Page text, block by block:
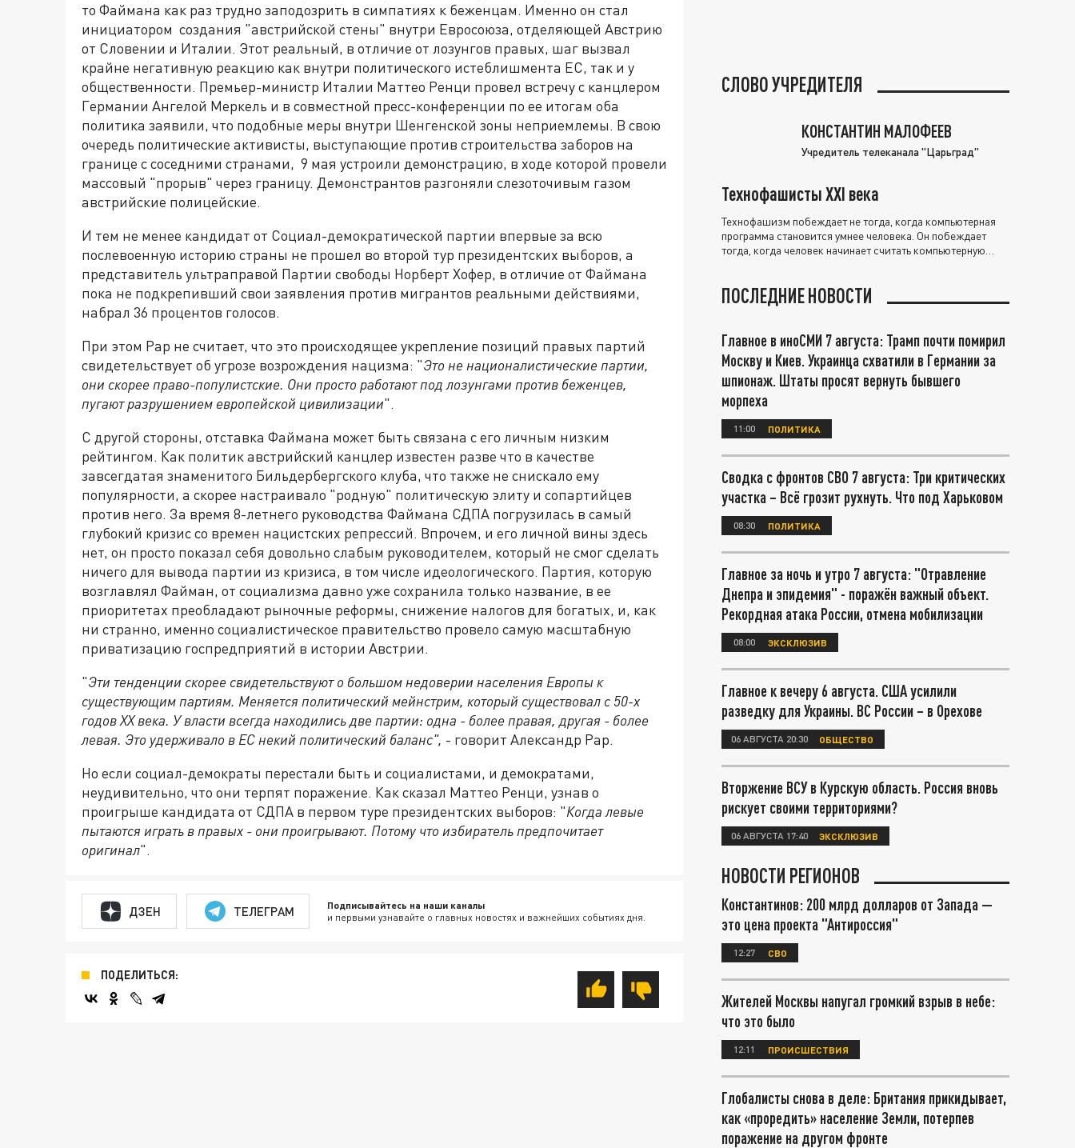
то Файмана как раз трудно заподозрить в симпатиях к беженцам. Именно он стал
инициатором создания "австрийской стены" внутри Евросоюза, отделяющей Австрию
от Словении и Италии. Этот реальный, в отличие от лозунгов правых, шаг вызвал
крайне негативную реакцию как внутри политического истеблишмента ЕС, так и у
общественности. Премьер-министр Италии Маттео Ренци провел встречу с канцлером
Германии Ангелой Меркель и в совместной пресс-конференции по ее итогам оба
политика заявили, что подобные меры внутри Шенгенской зоны неприемлемы. В свою
очередь политические активисты, выступающие против строительства заборов на
границе с соседними странами, 9 мая устроили демонстрацию, в ходе которой провели
массовый "прорыв" через границу. Демонстрантов разгоняли слезоточивым газом
австрийские полицейские.
И тем не менее кандидат от Социал-демократической партии впервые за всю
послевоенную историю страны не прошел во второй тур президентских выборов, а
представитель ультраправой Партии свободы Норберт Хофер, в отличие от Файмана
пока не подкрепивший свои заявления против мигрантов реальными действиями,
набрал 36 процентов голосов.
При этом Рар не считает, что это происходящее укрепление позиций правых партий
свидетельствует об угрозе возрождения нацизма: "Это не националистические партии,
они скорее право-популистские. Они просто работают под лозунгами против беженцев,
пугают разрушением европейской цивилизации".
С другой стороны, отставка Файмана может быть связана с его личным низким
рейтингом. Как политик австрийский канцлер известен разве что в качестве
завсегдатая знаменитого Бильдербергского клуба, что также не снискало ему
популярности, а скорее настраивало "родную" политическую элиту и сопартийцев
против него. За время 8-летнего руководства Файмана СДПА погрузилась в самый
глубокий кризис со времен нацистских репрессий. Впрочем, и его личной вины здесь
нет, он просто показал себя довольно слабым руководителем, который не смог сделать
ничего для вывода партии из кризиса, в том числе идеологического. Партия, которую
возглавлял Файман, от социализма давно уже сохранила только название, в ее
приоритетах преобладают рыночные реформы, снижение налогов для богатых, и, как
ни странно, именно социалистическое правительство провело самую масштабную
приватизацию госпредприятий в истории Австрии.
"Эти тенденции скорее свидетельствуют о большом недоверии населения Европы к
существующим партиям. Меняется политический мейнстрим, который существовал с 50-х
годовXXвека. У власти всегда находились две партии: одна - более правая, другая - более
левая. Это удерживало в ЕС некий политический баланс", - говорит Александр Рар.
Но если социал-демократы перестали быть и социалистами, и демократами,
неудивительно, что они терпят поражение. Как сказал Маттео Ренци, узнав о
проигрыше кандидата от СДПА в первом туре президентских выборов: "Когда левые
пытаются играть в правых - они проигрывают. Потому что избиратель предпочитает
оригинал".
ДЗЕН ТЕЛЕГРАМ Подписывайтесь на наши каналы
и первыми узнавайте о главных новостях и важнейших событиях дня.
ПОДЕЛИТЬСЯ:
СЛОВО УЧРЕДИТЕЛЯ
КОНСТАНТИН МАЛОФЕЕВ
Учредитель телеканала "Царьград"
Технофашисты XXI века
Технофашизм побеждает не тогда, когда компьютерная
программа становится умнее человека. Он побеждает
тогда, когда человек начинает считать компьютерную
ПОСЛЕДНИЕ НОВОСТИ
Главное в иноСМИ 7 августа: Трамп почти помирил
Москву и Киев. Украинца схватили в Германии за
шпионаж. Штаты просят вернуть бывшего
морпеха
11:00 ПОЛИТИКА
Сводка с фронтов СВО 7 августа: Три критических
участка – Всё грозит рухнуть. Что под Харьковом
08:30 ПОЛИТИКА
Главное за ночь и утро 7 августа: "Отравление
Днепра и эпидемия" - поражён важный объект.
Рекордная атака России, отмена мобилизации
08:00 ЭКСКЛЮЗИВ
Главное к вечеру 6 августа. США усилили
разведку для Украины. ВС России – в Орехове
06 АВГУСТА 20:30 ОБЩЕСТВО
Вторжение ВСУ в Курскую область. Россия вновь
рискует своими территориями?
06 АВГУСТА 17:40 ЭКСКЛЮЗИВ
НОВОСТИ РЕГИОНОВ
Константинов: 200 млрд долларов от Запада —
это цена проекта "Антироссия"
12:27 СВО
Жителей Москвы напугал громкий взрыв в небе:
что это было
12:11 ПРОИСШЕСТВИЯ
Глобалисты снова в деле: Британия прикидывает,
как «проредить» население Земли, потерпев
поражение на другом фронте